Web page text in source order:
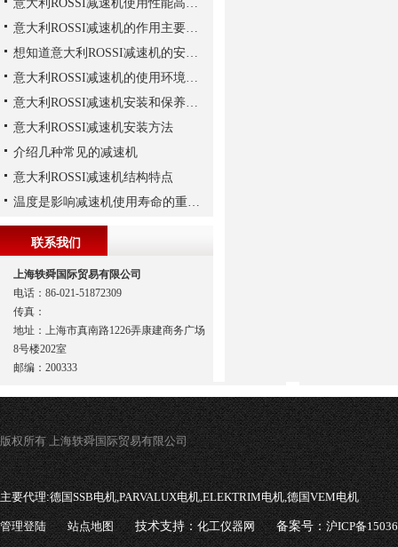
意大利ROSSI减速机使用性能高、持久，运行平稳
意大利ROSSI减速机的作用主要包括哪些？
想知道意大利ROSSI减速机的安装技巧，那就看这里
意大利ROSSI减速机的使用环境和保养要求
意大利ROSSI减速机安装和保养有这些要注意
意大利ROSSI减速机安装方法
介绍几种常见的减速机
意大利ROSSI减速机结构特点
温度是影响减速机使用寿命的重要因素
联系我们
上海轶舜国际贸易有限公司
电话：86-021-51872309
传真：
地址：上海市真南路1226弄康建商务广场
8号楼202室
邮编：200333
版权所有 上海轶舜国际贸易有限公司
主要代理:德国SSB电机,PARVALUX电机,ELEKTRIM电机,德国VEM电机
管理登陆 站点地图 技术支持：化工仪器网 备案号：沪ICP备